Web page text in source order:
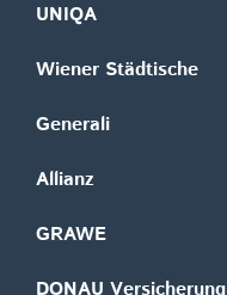
UNIQA
Wiener Städtische
Generali
Allianz
GRAWE